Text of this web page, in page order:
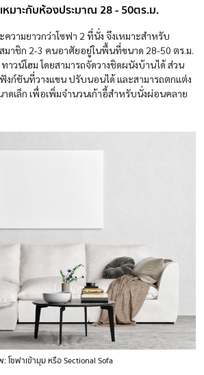
หมาะกับห้องประมาณ 28 - 50ตร.ม.
ความยาวกว่าโซฟา 2 ที่นั่ง จึงเหมาะสำหรับ
มาชิก 2-3 คนอาศัยอยู่ในพื้นที่ขนาด 28-50 ตร.ม.
าวน์โฮม โดยสามารถจัดวางชิดผนังบ้านได้ ส่วน
งก์ชันที่วางแขน ปรับนอนได้ และสามารถตกแต่ง
าดเล็ก เพื่อเพิ่มจำนวนเก้าอี้สำหรับนั่งผ่อนคลาย
โซฟาเข้ามุม หรือ Sectional Sofa